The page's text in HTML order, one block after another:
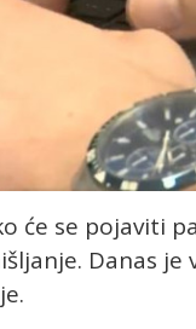
će se pojaviti
Danas je